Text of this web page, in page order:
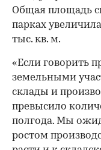
Общая площадь
парках
тыс. кв. м.
«Если говорить
земельными
склады и
превысило
полгода. Мы
ростом